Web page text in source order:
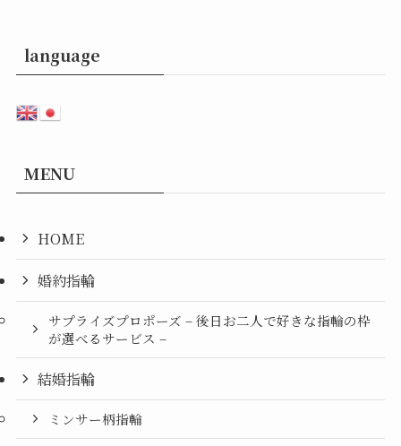
language
MENU
HOME
婚約指輪
サプライズプロポーズ – 後日お二人で好きな指輪の枠
が選べるサービス –
結婚指輪
ミンサー柄指輪